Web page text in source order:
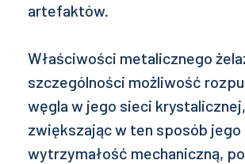
artefaktów.
Właściwości metalicznego
szczególności możliwość
węgla w jego sieci krystalicznej,
zwiększając w ten sposób jego
wytrzymałość mechaniczną,